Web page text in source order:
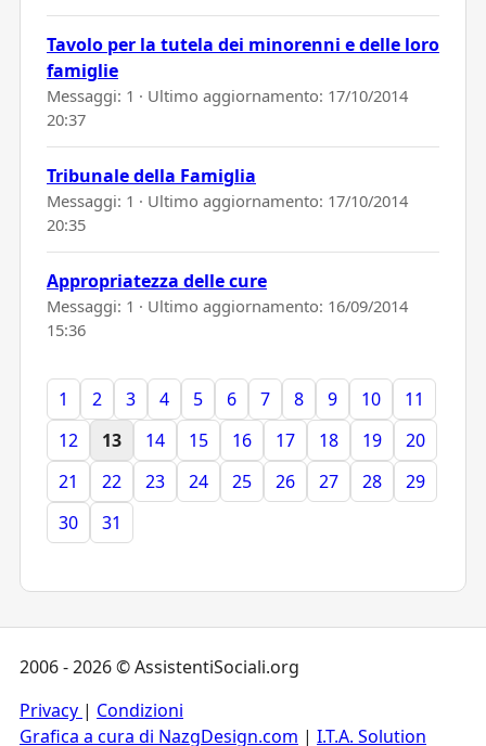
Tavolo per la tutela dei minorenni e delle loro
famiglie
Messaggi: 1 · Ultimo aggiornamento: 17/10/2014
20:37
Tribunale della Famiglia
Messaggi: 1 · Ultimo aggiornamento: 17/10/2014
20:35
Appropriatezza delle cure
Messaggi: 1 · Ultimo aggiornamento: 16/09/2014
15:36
1 2 3 4 5 6 7 8 9 10
11
12
13 14 15 16 17 18 19
20
21
22 23 24 25 26 27 28
29
30
31
2006 - 2026 © AssistentiSociali.org
Privacy | Condizioni
Grafica a cura di NazgDesign.com | I.T.A. Solution